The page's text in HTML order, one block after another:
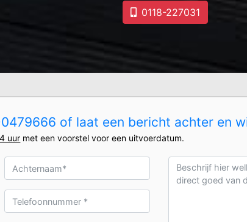
0118-227031
of laat een bericht achter en
uur met een voorstel voor een uitvoerdatum.